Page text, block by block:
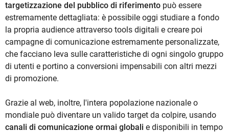
targetizzazione del pubblico di riferimento può essere
estremamente dettagliata: è possibile oggi studiare a fondo
la propria audience attraverso tools digitali e creare poi
campagne di comunicazione estremamente personalizzate,
che facciano leva sulle caratteristiche di ogni singolo gruppo
di utenti e portino a conversioni impensabili con altri mezzi
di promozione.
Grazie al web, inoltre, l'intera popolazione nazionale o
mondiale può diventare un valido target da colpire, usando
canali di comunicazione ormai globali e disponibili in tempo